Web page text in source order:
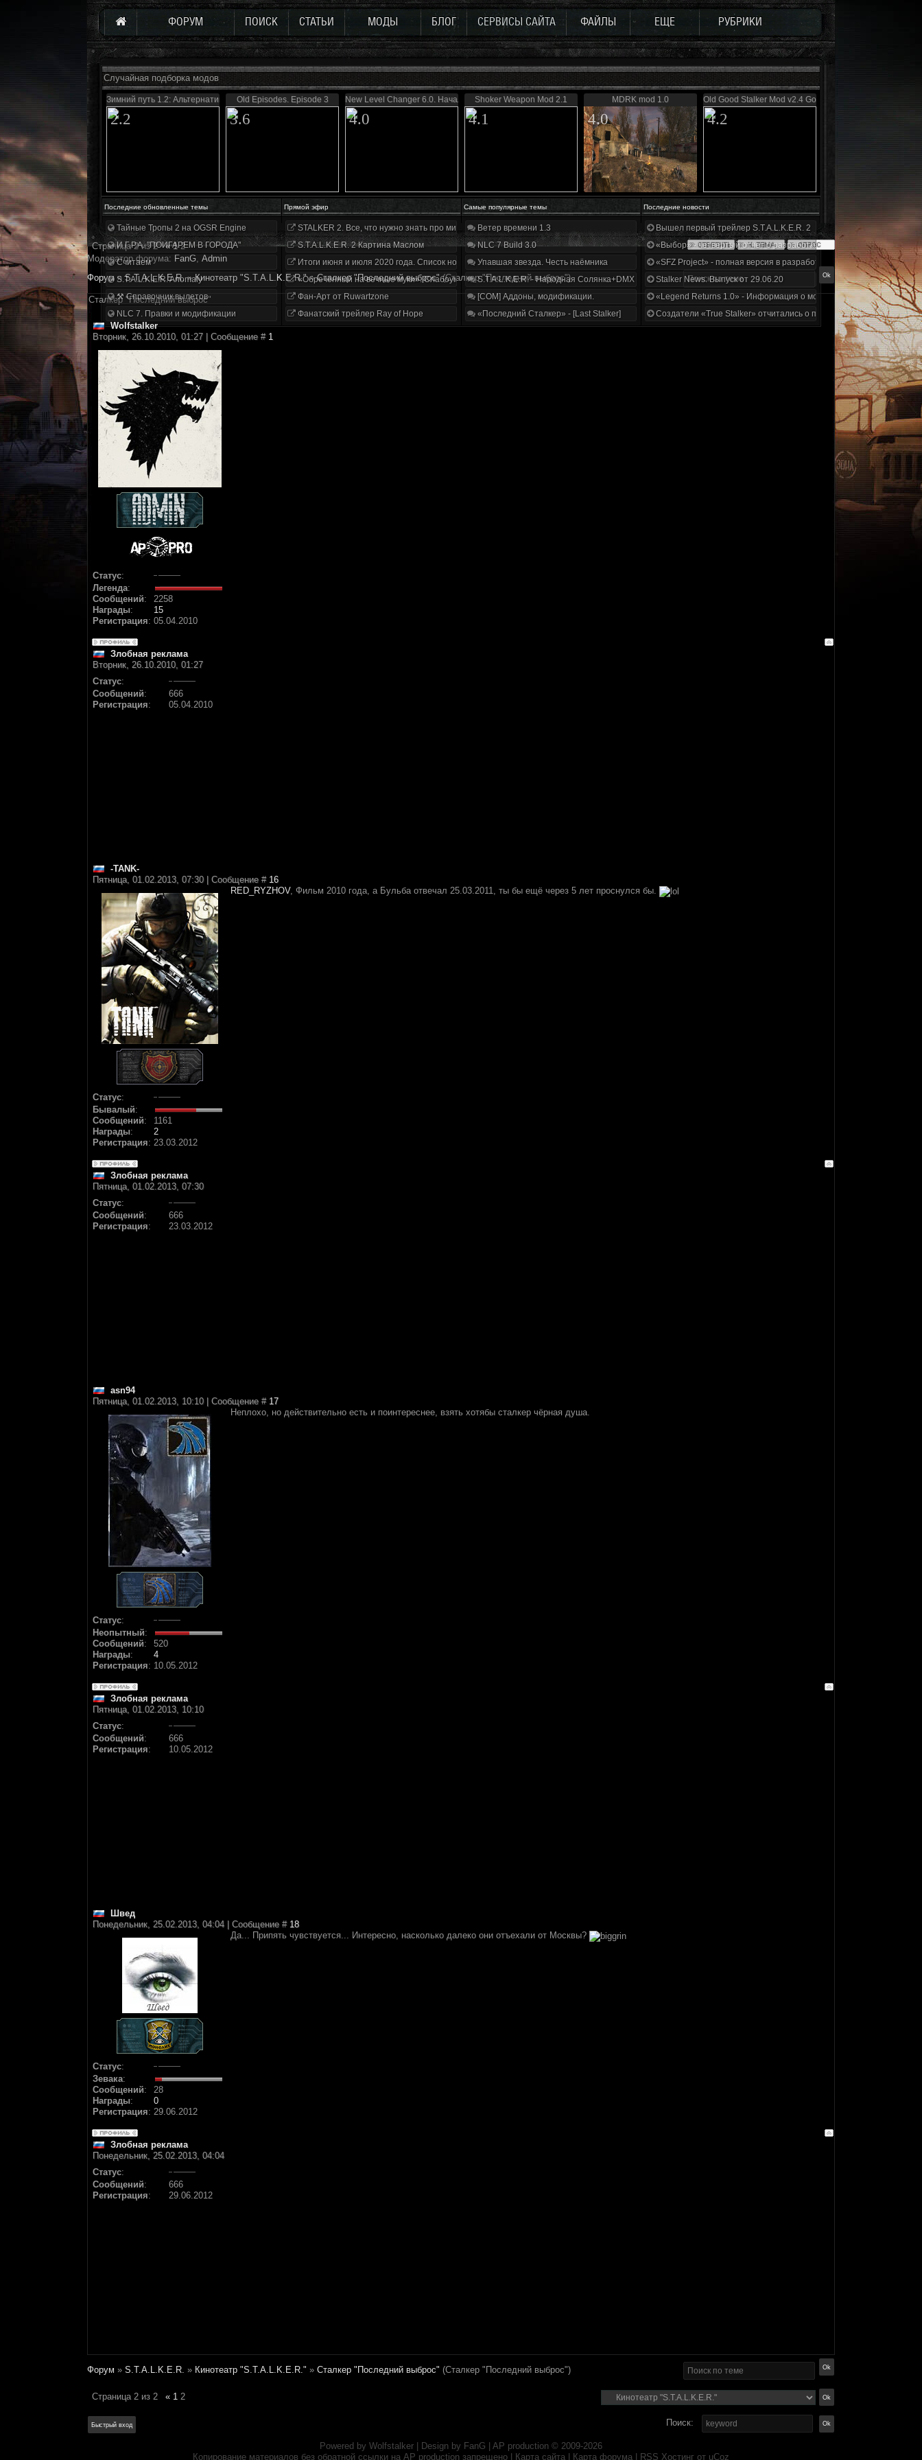
ФОРУМ ПОИСК СТАТЬИ МОДЫ БЛОГ СЕРВИСЫ САЙТА ФАЙЛЫ ЕЩЕ РУБРИКИ
Случайная подборка модов
Зимний путь 1.2: Альтернатива
2.2
Old Episodes. Episode 3
3.6
New Level Changer 6.0. Начало
4.0
Shoker Weapon Mod 2.1
4.1
MDRK mod 1.0
4.0
Old Good Stalker Mod v2.4 Gold
4.2
Последние обновленные темы Прямой эфир Самые популярные темы Последние новости
Тайные Тропы 2 на OGSR Engine
И.Г.Р.А. "ПОИГАРЕМ В ГОРОДА"
Считаем
S.T.A.L.K.E.R. Anomaly
⚒ Справочник вылетов
NLC 7. Правки и модификации
STALKER 2. Все, что нужно знать про мир, геймплей и сюжет | Разбор трейлера
S.T.A.L.K.E.R. 2 Картина Маслом
Итоги июня и июля 2020 года. Список нововведений
«Обречённый на вечные муки». Слабоумие и отвага
Фан-Арт от Ruwartzone
Фанатский трейлер Ray of Hope
Ветер времени 1.3
NLC 7 Build 3.0
Упавшая звезда. Честь наёмника
S.T.A.L.K.E.R. - Народная Солянка+DMX 1.3.5.ООП.МА.К.
[COM] Аддоны, модификации.
«Последний Сталкер» - [Last Stalker]
Вышел первый трейлер S.T.A.L.K.E.R. 2
«Выбор» - четвертый отчет о разработке!
«SFZ Project» - полная версия в разработке!
Stalker News. Выпуск от 29.06.20
«Legend Returns 1.0» - Информация о моде за июнь 2020
Создатели «True Stalker» отчитались о проделанной работе
Страница2из2 « 1 2
Модератор форума: FanG, Аdmin
Форум » S.T.A.L.K.E.R. » Кинотеатр "S.T.A.L.K.E.R." » Сталкер "Последний выброс" (Сталкер "Последний выброс")
Сталкер "Последний выброс"
Wolfstalker
Вторник, 26.10.2010, 01:27 | Сообщение # 1
Статус:
Легенда:
Сообщений:
2258
Награды:
15
Регистрация: 05.04.2010
Злобная реклама
Вторник, 26.10.2010, 01:27
Статус:
Сообщений:
666
Регистрация: 05.04.2010
-TANK-
Пятница, 01.02.2013, 07:30 | Сообщение # 16
Статус:
Бывалый:
Сообщений:
1161
Награды:
2
Регистрация: 23.03.2012
RED_RYZHOV, Фильм 2010 года, а Бульба отвечал 25.03.2011, ты бы ещё через 5 лет проснулся бы.
Злобная реклама
Пятница, 01.02.2013, 07:30
Статус:
Сообщений:
666
Регистрация: 23.03.2012
asn94
Пятница, 01.02.2013, 10:10 | Сообщение # 17
Статус:
Неопытный:
Сообщений:
520
Награды:
4
Регистрация: 10.05.2012
Неплохо, но действительно есть и поинтереснее, взять хотябы сталкер чёрная душа.
Злобная реклама
Пятница, 01.02.2013, 10:10
Статус:
Сообщений:
666
Регистрация: 10.05.2012
Швед
Понедельник, 25.02.2013, 04:04 | Сообщение # 18
Статус:
Зевака:
Сообщений:
28
Награды:
0
Регистрация: 29.06.2012
Да... Припять чувствуется... Интересно, насколько далеко они отъехали от Москвы?
Злобная реклама
Понедельник, 25.02.2013, 04:04
Статус:
Сообщений:
666
Регистрация: 29.06.2012
Форум » S.T.A.L.K.E.R. » Кинотеатр "S.T.A.L.K.E.R." » Сталкер "Последний выброс" (Сталкер "Последний выброс")
Страница 2 из 2 « 1 2
Поиск:
Powered by Wolfstalker | Design by FanG AP production © 2009-2026
Копирование материалов без обратной ссылки на AP production запрещено | Карта сайта Карта форума RSS Хостинг от uCoz